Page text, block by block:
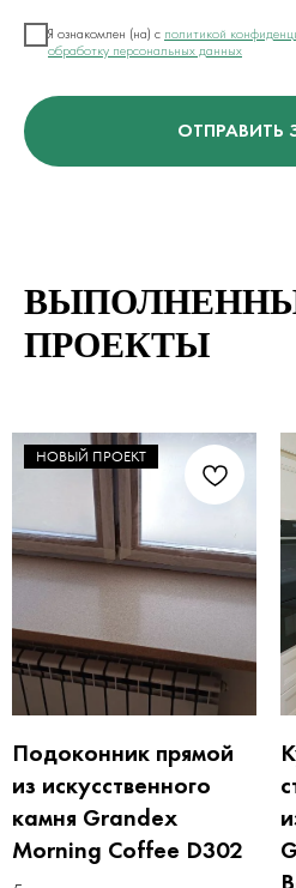
Я ознакомлен (на) с политикой
обработку персональных данных
ОТПРАВИТЬ
ПРОЕКТЫ
НОВЫЙ ПРОЕКТ
Подоконник прямой
из искусственного
камня Grandex
Morning Coffee D302